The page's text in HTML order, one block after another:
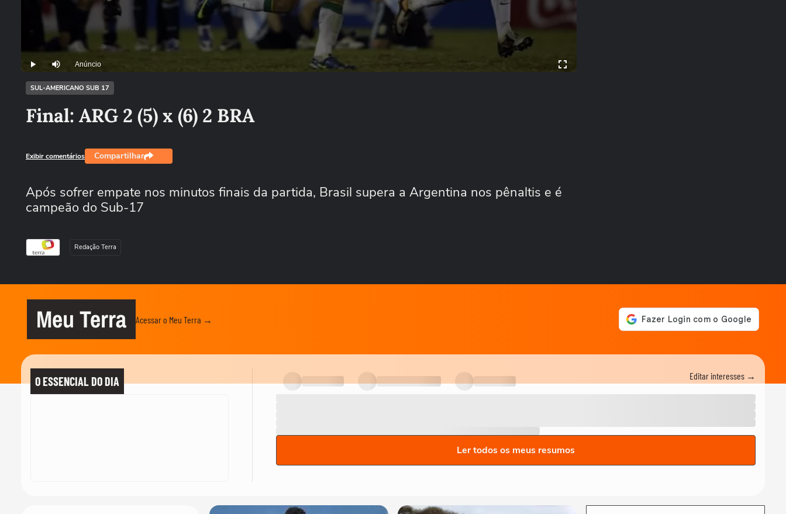
Play Mutar Anúncio
SUL-AMERICANO SUB 17
Final: ARG 2 (5) x (6) 2 BRA
Exibir comentários Compartilhar
Após sofrer empate nos minutos finais da partida, Brasil supera a Argentina nos pênaltis e é
campeão do Sub-17
Redação Terra
Meu Terra Acessar o Meu Terra →
O ESSENCIAL DO DIA Editar interesses →
Ler todos os meus resumos